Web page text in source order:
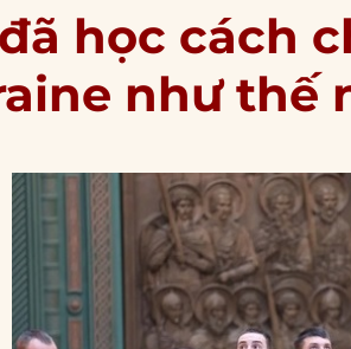
học cách
như thế